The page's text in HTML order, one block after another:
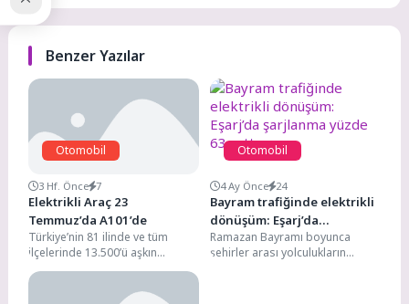
Benzer Yazılar
Otomobil
3 Hf. Önce 7
Elektrikli Araç 23
Temmuz’da A101’de
Türkiye’nin 81 ilinde ve tüm
ilçelerinde 13.500’ü aşkın
marketiyle hizmet veren,
1.200’den fazla tedarikçisiyle
Otomobil
4 Ay Önce 24
Bayram trafiğinde elektrikli
dönüşüm: Eşarj’da
şarjlanma yüzde 63 arttı
Ramazan Bayramı boyunca
şehirler arası yolculukların